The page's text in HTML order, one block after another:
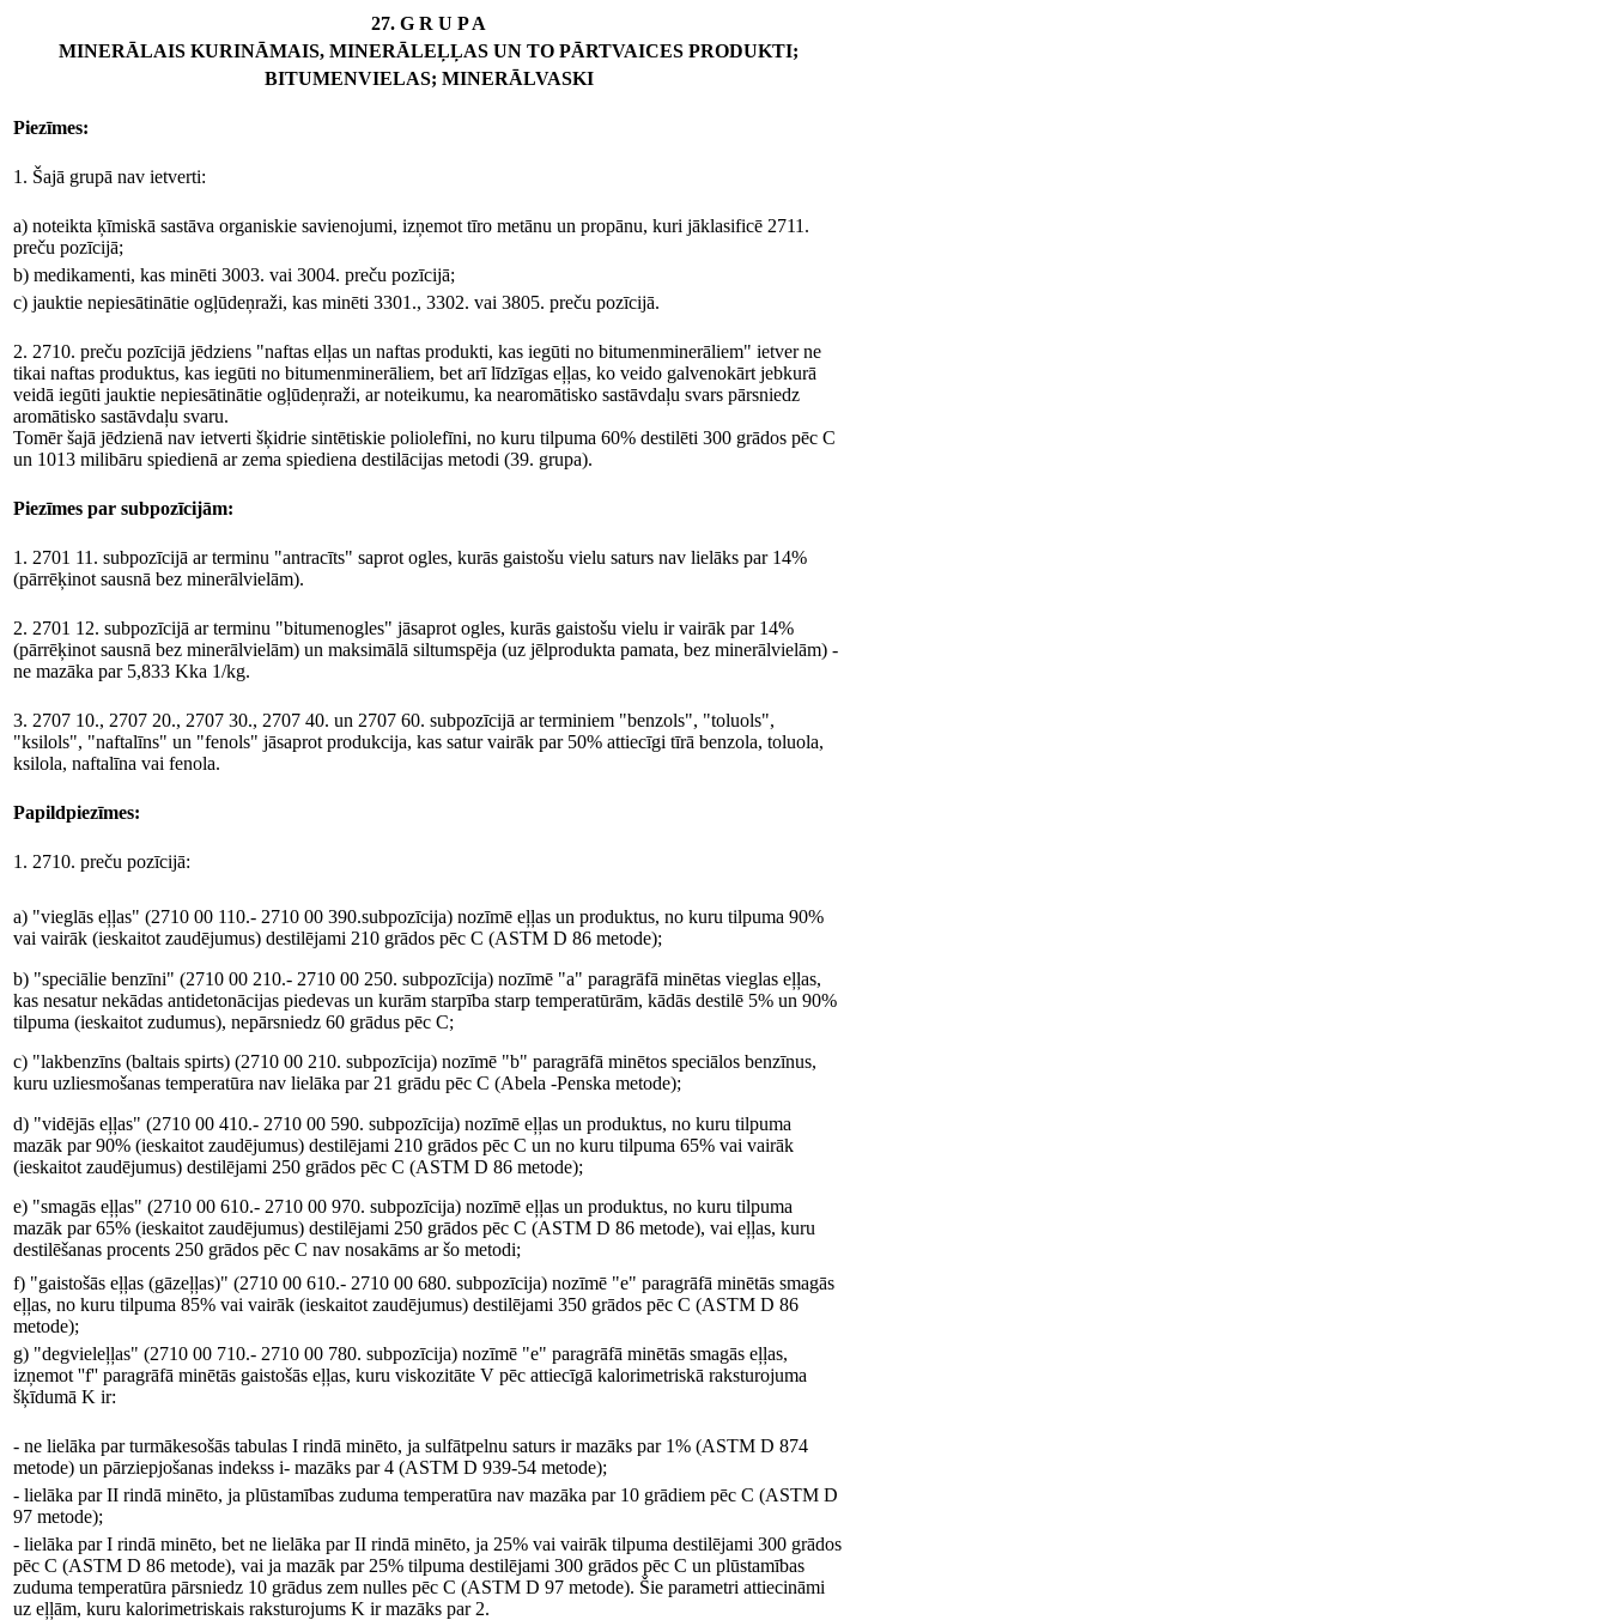
27. G R U P A
MINERĀLAIS KURINĀMAIS, MINERĀLEĻĻAS UN TO PĀRTVAICES PRODUKTI;
BITUMENVIELAS; MINERĀLVASKI
Piezīmes:
1. Šajā grupā nav ietverti:
a) noteikta ķīmiskā sastāva organiskie savienojumi, izņemot tīro metānu un propānu, kuri jāklasificē 2711.
preču pozīcijā;
b) medikamenti, kas minēti 3003. vai 3004. preču pozīcijā;
c) jauktie nepiesātinātie ogļūdeņraži, kas minēti 3301., 3302. vai 3805. preču pozīcijā.
2. 2710. preču pozīcijā jēdziens "naftas elļas un naftas produkti, kas iegūti no bitumenminerāliem" ietver ne
tikai naftas produktus, kas iegūti no bitumenminerāliem, bet arī līdzīgas eļļas, ko veido galvenokārt jebkurā
veidā iegūti jauktie nepiesātinātie ogļūdeņraži, ar noteikumu, ka nearomātisko sastāvdaļu svars pārsniedz
aromātisko sastāvdaļu svaru.
Tomēr šajā jēdzienā nav ietverti šķidrie sintētiskie poliolefīni, no kuru tilpuma 60% destilēti 300 grādos pēc C
un 1013 milibāru spiedienā ar zema spiediena destilācijas metodi (39. grupa).
Piezīmes par subpozīcijām:
1. 2701 11. subpozīcijā ar terminu "antracīts" saprot ogles, kurās gaistošu vielu saturs nav lielāks par 14%
(pārrēķinot sausnā bez minerālvielām).
2. 2701 12. subpozīcijā ar terminu "bitumenogles" jāsaprot ogles, kurās gaistošu vielu ir vairāk par 14%
(pārrēķinot sausnā bez minerālvielām) un maksimālā siltumspēja (uz jēlprodukta pamata, bez minerālvielām) -
ne mazāka par 5,833 Kka 1/kg.
3. 2707 10., 2707 20., 2707 30., 2707 40. un 2707 60. subpozīcijā ar terminiem "benzols", "toluols",
"ksilols", "naftalīns" un "fenols" jāsaprot produkcija, kas satur vairāk par 50% attiecīgi tīrā benzola, toluola,
ksilola, naftalīna vai fenola.
Papildpiezīmes:
1. 2710. preču pozīcijā:
a) "vieglās eļļas" (2710 00 110.- 2710 00 390.subpozīcija) nozīmē eļļas un produktus, no kuru tilpuma 90%
vai vairāk (ieskaitot zaudējumus) destilējami 210 grādos pēc C (ASTM D 86 metode);
b) "speciālie benzīni" (2710 00 210.- 2710 00 250. subpozīcija) nozīmē "a" paragrāfā minētas vieglas eļļas,
kas nesatur nekādas antidetonācijas piedevas un kurām starpība starp temperatūrām, kādās destilē 5% un 90%
tilpuma (ieskaitot zudumus), nepārsniedz 60 grādus pēc C;
c) "lakbenzīns (baltais spirts) (2710 00 210. subpozīcija) nozīmē "b" paragrāfā minētos speciālos benzīnus,
kuru uzliesmošanas temperatūra nav lielāka par 21 grādu pēc C (Abela -Penska metode);
d) "vidējās eļļas" (2710 00 410.- 2710 00 590. subpozīcija) nozīmē eļļas un produktus, no kuru tilpuma
mazāk par 90% (ieskaitot zaudējumus) destilējami 210 grādos pēc C un no kuru tilpuma 65% vai vairāk
(ieskaitot zaudējumus) destilējami 250 grādos pēc C (ASTM D 86 metode);
e) "smagās eļļas" (2710 00 610.- 2710 00 970. subpozīcija) nozīmē eļļas un produktus, no kuru tilpuma
mazāk par 65% (ieskaitot zaudējumus) destilējami 250 grādos pēc C (ASTM D 86 metode), vai eļļas, kuru
destilēšanas procents 250 grādos pēc C nav nosakāms ar šo metodi;
f) "gaistošās eļļas (gāzeļļas)" (2710 00 610.- 2710 00 680. subpozīcija) nozīmē "e" paragrāfā minētās smagās
eļļas, no kuru tilpuma 85% vai vairāk (ieskaitot zaudējumus) destilējami 350 grādos pēc C (ASTM D 86
metode);
g) "degvieleļļas" (2710 00 710.- 2710 00 780. subpozīcija) nozīmē "e" paragrāfā minētās smagās eļļas,
izņemot ''f'' paragrāfā minētās gaistošās eļļas, kuru viskozitāte V pēc attiecīgā kalorimetriskā raksturojuma
šķīdumā K ir:
- ne lielāka par turmākesošās tabulas I rindā minēto, ja sulfātpelnu saturs ir mazāks par 1% (ASTM D 874
metode) un pārziepjošanas indekss i- mazāks par 4 (ASTM D 939-54 metode);
- lielāka par II rindā minēto, ja plūstamības zuduma temperatūra nav mazāka par 10 grādiem pēc C (ASTM D
97 metode);
- lielāka par I rindā minēto, bet ne lielāka par II rindā minēto, ja 25% vai vairāk tilpuma destilējami 300 grādos
pēc C (ASTM D 86 metode), vai ja mazāk par 25% tilpuma destilējami 300 grādos pēc C un plūstamības
zuduma temperatūra pārsniedz 10 grādus zem nulles pēc C (ASTM D 97 metode). Šie parametri attiecināmi
uz eļļām, kuru kalorimetriskais raksturojums K ir mazāks par 2.